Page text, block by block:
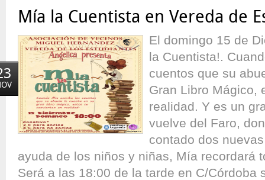
Mía la Cuentista en Vereda de
El domingo 15 de
la Cuentista!.
cuentos que su
Gran Libro Mágico,
realidad. Y es un
vuelve del Faro,
contado dos
ayuda de los niños y niñas, Mía recordará
Será a las 18:00 de la tarde en C/Córdoba